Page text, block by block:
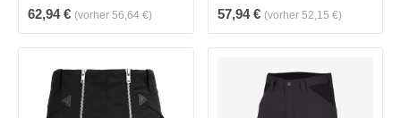
Annehmlichkeiten einer
langen Hose zu
über 2 Zollstocktaschen, 2
Stifttaschen, 1
Gesäßtasche mit Knopf
Regulärer Preis:
62,94 € (vorher 56,64 €)
THEO, die Bermuda von
FHB. Mit meinen 2 großen
Gesäßpattentaschen,
rechts eine
Zollstocktasche mit
Regulärer Preis:
57,94 € (vorher 52,15 €)